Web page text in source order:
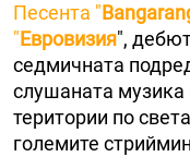
Песента "
"Евровизия",
седмичната
слушаната
територии по
големите